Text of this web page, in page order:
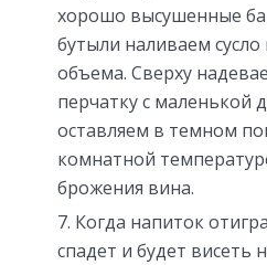
хорошо высушенные
бутыли наливаем сусло
объема. Сверху
перчатку с маленькой
оставляем в темном
комнатной
брожения вина.
Когда напиток
спадет и будет висеть